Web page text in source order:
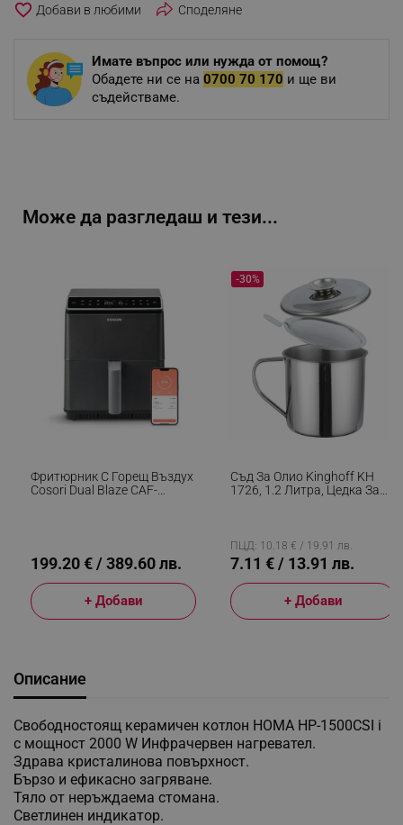
favorite_border Споделяне
Имате въпрос или нужда от помощ?
Обадете ни се на 0700 70 170 и ще ви
съдействаме.
Може да разгледаш и тези...
Фритюрник С Горещ Въздух
Cosori Dual Blaze CAF-
199.20 € / 389.60 лв.
+ Добави
Съд За Олио Kinghoff KH
1726, 1.2 Литра, Цедка За
-30%
ПЦД: 10.18 € / 19.91 лв.
7.11 € / 13.91 лв.
+ Добави
Описание
Свободностоящ керамичен котлон HOMA HP-1500CSI i
с мощност 2000 W Инфрачервен нагревател.
Здрава кристалинова повърхност.
Бързо и ефикасно загряване.
Тяло от неръждаема стомана.
Светлинен индикатор.